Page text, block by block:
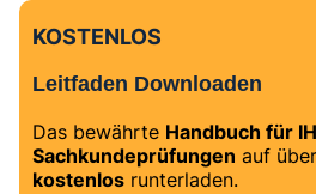
KOSTENLOS
Leitfaden Downloaden
Das bewährte Handbuch für
Sachkundeprüfungen auf
kostenlos runterladen.